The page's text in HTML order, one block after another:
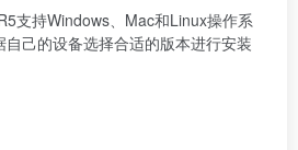
支持Windows、Mac和Linux操作系
己的设备选择合适的版本进行安装